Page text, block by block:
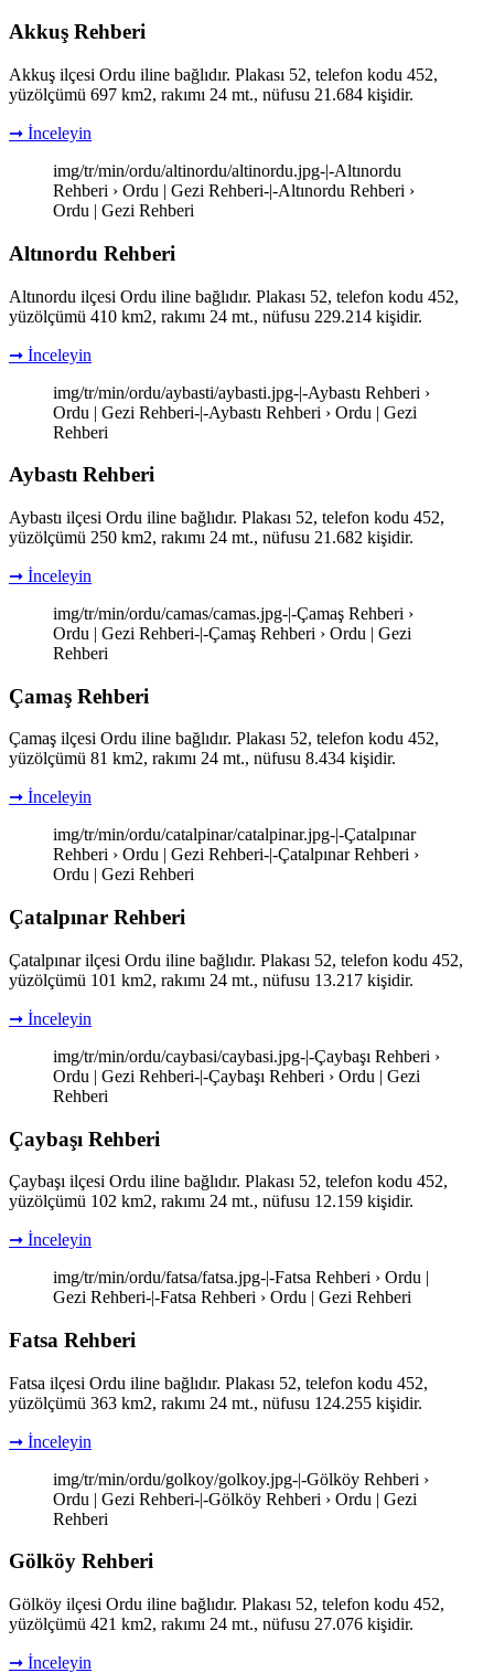
Akkuş Rehberi
Akkuş ilçesi Ordu iline bağlıdır. Plakası 52, telefon kodu 452,
yüzölçümü 697 km2, rakımı 24 mt., nüfusu 21.684 kişidir.
➞ İnceleyin
img/tr/min/ordu/altinordu/altinordu.jpg-|-Altınordu
Rehberi › Ordu | Gezi Rehberi-|-Altınordu Rehberi ›
Ordu | Gezi Rehberi
Altınordu Rehberi
Altınordu ilçesi Ordu iline bağlıdır. Plakası 52, telefon kodu 452,
yüzölçümü 410 km2, rakımı 24 mt., nüfusu 229.214 kişidir.
➞ İnceleyin
img/tr/min/ordu/aybasti/aybasti.jpg-|-Aybastı Rehberi ›
Ordu | Gezi Rehberi-|-Aybastı Rehberi › Ordu | Gezi
Rehberi
Aybastı Rehberi
Aybastı ilçesi Ordu iline bağlıdır. Plakası 52, telefon kodu 452,
yüzölçümü 250 km2, rakımı 24 mt., nüfusu 21.682 kişidir.
➞ İnceleyin
img/tr/min/ordu/camas/camas.jpg-|-Çamaş Rehberi ›
Ordu | Gezi Rehberi-|-Çamaş Rehberi › Ordu | Gezi
Rehberi
Çamaş Rehberi
Çamaş ilçesi Ordu iline bağlıdır. Plakası 52, telefon kodu 452,
yüzölçümü 81 km2, rakımı 24 mt., nüfusu 8.434 kişidir.
➞ İnceleyin
img/tr/min/ordu/catalpinar/catalpinar.jpg-|-Çatalpınar
Rehberi › Ordu | Gezi Rehberi-|-Çatalpınar Rehberi ›
Ordu | Gezi Rehberi
Çatalpınar Rehberi
Çatalpınar ilçesi Ordu iline bağlıdır. Plakası 52, telefon kodu 452,
yüzölçümü 101 km2, rakımı 24 mt., nüfusu 13.217 kişidir.
➞ İnceleyin
img/tr/min/ordu/caybasi/caybasi.jpg-|-Çaybaşı Rehberi ›
Ordu | Gezi Rehberi-|-Çaybaşı Rehberi › Ordu | Gezi
Rehberi
Çaybaşı Rehberi
Çaybaşı ilçesi Ordu iline bağlıdır. Plakası 52, telefon kodu 452,
yüzölçümü 102 km2, rakımı 24 mt., nüfusu 12.159 kişidir.
➞ İnceleyin
img/tr/min/ordu/fatsa/fatsa.jpg-|-Fatsa Rehberi › Ordu |
Gezi Rehberi-|-Fatsa Rehberi › Ordu | Gezi Rehberi
Fatsa Rehberi
Fatsa ilçesi Ordu iline bağlıdır. Plakası 52, telefon kodu 452,
yüzölçümü 363 km2, rakımı 24 mt., nüfusu 124.255 kişidir.
➞ İnceleyin
img/tr/min/ordu/golkoy/golkoy.jpg-|-Gölköy Rehberi ›
Ordu | Gezi Rehberi-|-Gölköy Rehberi › Ordu | Gezi
Rehberi
Gölköy Rehberi
Gölköy ilçesi Ordu iline bağlıdır. Plakası 52, telefon kodu 452,
yüzölçümü 421 km2, rakımı 24 mt., nüfusu 27.076 kişidir.
➞ İnceleyin